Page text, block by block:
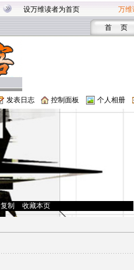
设万维读者为首页 万维
首 页
发表日志 控制面板 个人相册
复制 收藏本页